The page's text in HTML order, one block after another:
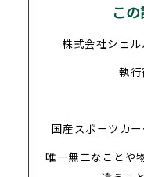
こ
株式会社シェ
執行
国産スポーツカー
唯一無二なことや